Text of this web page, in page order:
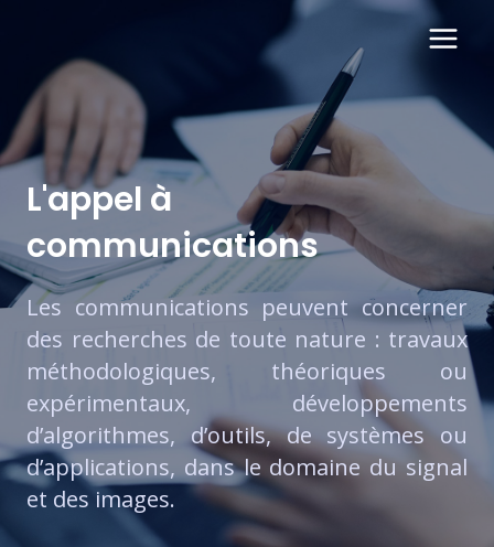
L'appel à
communications
Les communications peuvent concerner
des recherches de toute nature : travaux
méthodologiques, théoriques ou
expérimentaux, développements
d’algorithmes, d’outils, de systèmes ou
d’applications, dans le domaine du signal
et des images.